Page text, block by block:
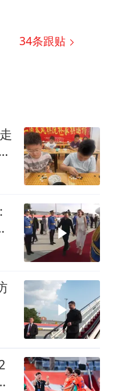
34条跟贴